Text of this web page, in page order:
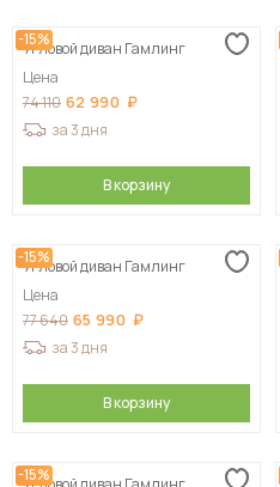
-15%
Угловой диван Гамлинг
Цена
74 110 62 990
за 3 дня
В корзину
-15%
Угловой диван Гамлинг
Цена
77 640 65 990
за 3 дня
В корзину
-15%